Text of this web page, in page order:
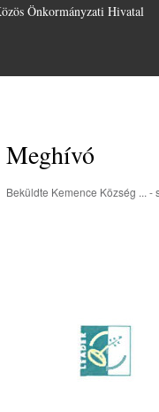
Önkormányzati Hivatal
Meghívó
Beküldte Kemence Község ... -